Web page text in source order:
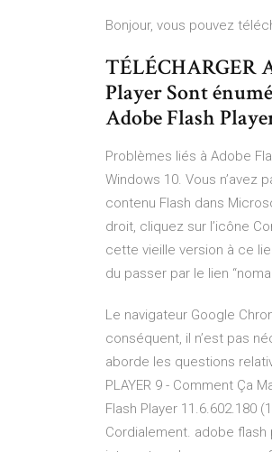
Bonjour, vous pouvez
TÉLÉCHARGER
Player Sont
Adobe Flash
Problèmes liés à Adobe
Windows 10. Vous n’avez
contenu Flash dans
droit, cliquez sur l’icône
cette vieille version à ce
du passer par le lien
Le navigateur Google
conséquent, il n’est pas
aborde les questions
PLAYER 9 - Comment Ça
Flash Player 11.6.602.180
Cordialement. adobe